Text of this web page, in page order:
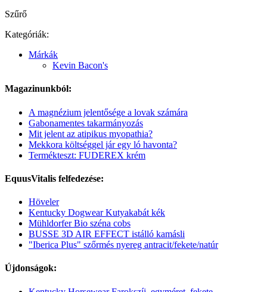
Szűrő
Kategóriák:
Márkák
Kevin Bacon's
Magazinunkból:
A magnézium jelentősége a lovak számára
Gabonamentes takarmányozás
Mit jelent az atipikus myopathia?
Mekkora költséggel jár egy ló havonta?
Termékteszt: FUDEREX krém
EquusVitalis felfedezése:
Höveler
Kentucky Dogwear Kutyakabát kék
Mühldorfer Bio széna cobs
BUSSE 3D AIR EFFECT istálló kamásli
"Iberica Plus" szőrmés nyereg antracit/fekete/natúr
Újdonságok: